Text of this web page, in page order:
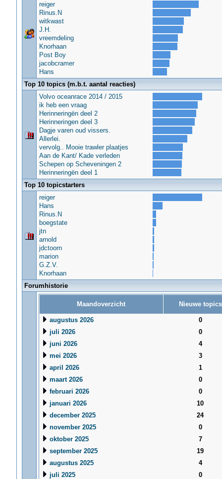
reiger
Rinus.N
witkwast
J.H.
vreemdeling
Knorhaan
Post Boy
jacobcramer
Hans
Top 10 topics (m.b.t. aantal reacties)
Volvo oceanrace 2014 / 2015
ik heb een vraag
Herinneringën deel 2
Herinneringen deel 3
Dagje varen oud vissers.
Allerlei.
vervolg.. Mooie trawler plaatjes
Aan de Kant/ Kade verleden
Schepen op Scheveningen 2
Herinneringën deel 1
Top 10 topicstarters
reiger
Hans
Rinus.N
boegstate
jtn
arnold
jdctoorn
marion
G.Z.V.
Knorhaan
Forumhistorie
Maandoverzicht Nieuwe topics
augustus 2026
0
juli 2026
0
juni 2026
4
mei 2026
3
april 2026
1
maart 2026
0
februari 2026
0
januari 2026
10
december 2025
24
november 2025
0
oktober 2025
7
september 2025
19
augustus 2025
4
juli 2025
0